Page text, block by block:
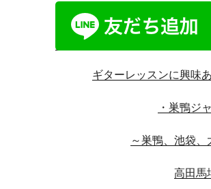
ギターレッスンに興味
・巣鴨ジ
～巣鴨、池袋
高田馬